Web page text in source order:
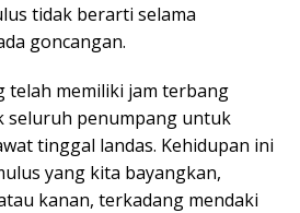
tidak berarti selama
goncangan.
telah memiliki jam terbang
seluruh penumpang untuk
tinggal landas. Kehidupan ini
yang kita bayangkan,
kanan, terkadang mendaki